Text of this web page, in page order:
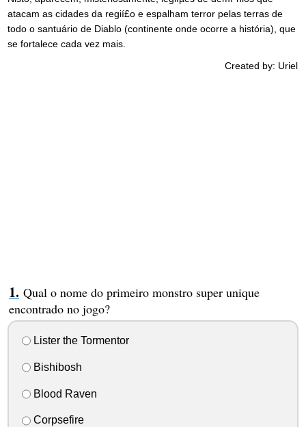
atacam as cidades da regií£o e espalham terror pelas terras de
todo o santuário de Diablo (continente onde ocorre a história), que
se fortalece cada vez mais.
Created by: Uriel
Qual o nome do primeiro monstro super unique
encontrado no jogo?
Lister the Tormentor
Bishibosh
Blood Raven
Corpsefire